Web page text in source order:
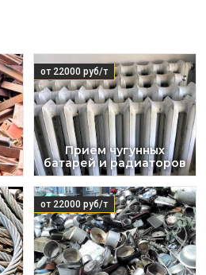
Прием чугунных
батарей и радиаторов
от 22000 руб/т
от 22000 руб/т